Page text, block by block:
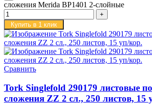
сложения Merida BP1401 2-слойные
Купить в 1 клик
Сравнить
Tork Singlefold 290179 листовые
сложения ZZ 2 сл., 250 листов, 15